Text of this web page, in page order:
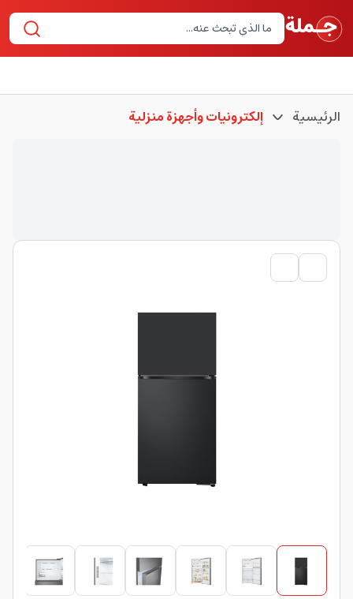
الرئيسية إلكترونيات وأجهزة منزلية